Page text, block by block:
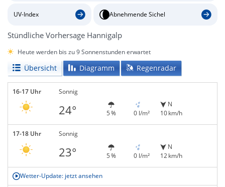
UV-Index Abnehmende Sichel
Stündliche Vorhersage Hannigalp
Heute werden bis zu 9 Sonnenstunden erwartet
Übersicht Diagramm Regenradar
16-17 Uhr Sonnig
24° 5 % 0 l/m²
N
10 km/h
17-18 Uhr Sonnig
23° 5 % 0 l/m²
N
12 km/h
Wetter-Update: jetzt ansehen